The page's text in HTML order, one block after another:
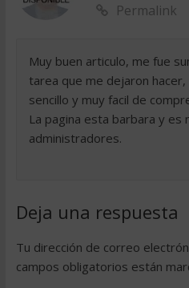
Permalink
Muy buen articulo, me fue
tarea que me dejaron
sencillo y muy facil de
La pagina esta barbara y es
administradores.
Deja una respuesta
Tu dirección de correo
campos obligatorios están